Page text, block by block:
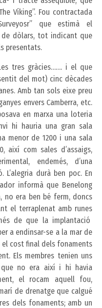
Víking”. Fou contractada
que estimà el
de dòlars, tot indicant que
presentats.
tres gràcies……. i el que
del mot) cinc dècades
Amb tan sols eixe preu
envers Camberra, etc.
en marxa una loteria
hi hauria una gran sala
menor de 1200 i una sala
així com sales d’assaigs,
endemés, d’una
L’alegria durà ben poc. En
informà que Benelong
no era ben bé ferm, doncs
el terraplenat amb runes
de que la implantació
a endinsar-se a la mar de
cost final dels fonaments
Els membres tenien uns
que no era així i hi havia
el rocam aquell fou,
de drenatge que calgué
dels fonaments; amb un